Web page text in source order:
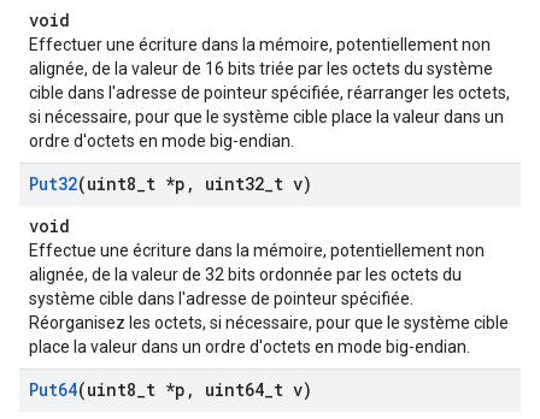
void
Effectuer une écriture dans la mémoire, potentiellement non
alignée, de la valeur de 16 bits triée par les octets du système
cible dans l'adresse de pointeur spécifiée, réarranger les octets,
si nécessaire, pour que le système cible place la valeur dans un
ordre d'octets en mode big-endian.
Put32(uint8 t *p , uint32 t v)
void
Effectue une écriture dans la mémoire, potentiellement non
alignée, de la valeur de 32 bits ordonnée par les octets du
système cible dans l'adresse de pointeur spécifiée.
Réorganisez les octets, si nécessaire, pour que le système cible
place la valeur dans un ordre d'octets en mode big-endian.
Put64(uint8 t *p , uint64 t v)